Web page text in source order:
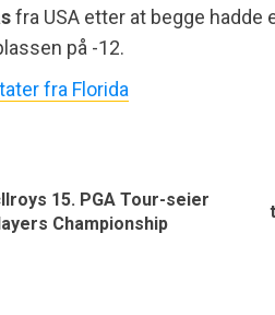
fra USA etter at begge hadde
på -12.
fra Florida
15. PGA Tour-seier
Championship